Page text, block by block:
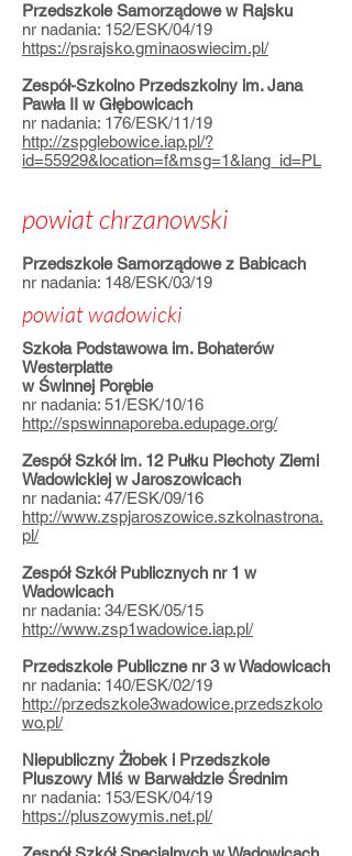
Przedszkole Samorządowe w Rajsku
nr nadania: 152/ESK/04/19
https://psrajsko.gminaoswiecim.pl/
Zespół-Szkolno Przedszkolny im. Jana
Pawła II w Głębowicach
nr nadania: 176/ESK/11/19
http://zspglebowice.iap.pl/?
id=55929&location=f&msg=1&lang_id=PL
powiat chrzanowski
Przedszkole Samorządowe z Babicach
nr nadania: 148/ESK/03/19
powiat wadowicki
Szkoła Podstawowa im. Bohaterów
Westerplatte
w Świnnej Porębie
nr nadania: 51/ESK/10/16
http://spswinnaporeba.edupage.org/
Zespół Szkół im. 12 Pułku Piechoty Ziemi
Wadowickiej w Jaroszowicach
nr nadania: 47/ESK/09/16
http://www.zspjaroszowice.szkolnastrona.
pl/
Zespół Szkół Publicznych nr 1 w
Wadowicach
nr nadania: 34/ESK/05/15
http://www.zsp1wadowice.iap.pl/
Przedszkole Publiczne nr 3 w Wadowicach
nr nadania: 140/ESK/02/19
http://przedszkole3wadowice.przedszkolo
wo.pl/
Niepubliczny Żłobek i Przedszkole
Pluszowy Miś w Barwałdzie Średnim
nr nadania: 153/ESK/04/19
https://pluszowymis.net.pl/